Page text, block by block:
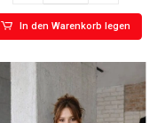
In den Warenkorb legen